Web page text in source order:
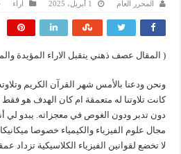
المحرر العام 1 أبريل، 2025 اراء
( المقال عصف ذهني يتقبل الاراء المؤيدة
ونحن ودعنا بالأمس شهر القرآن الكريم
كانت تلاوتنا له متعمقة ام كان الهدف هو
دون تدبر ودون الغوص في معجزاته. يبدو لي
مجال علوم الفيزياء والكيمياء خصوصا
لا تخضع لقوانين الفيزياء الكلاسيكية تزداد